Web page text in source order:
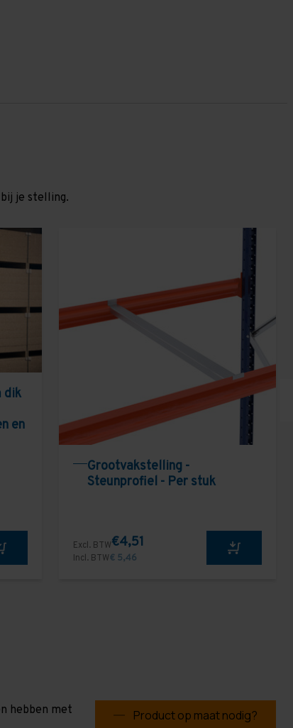
je stelling.
dik
en
Grootvakstelling -
Steunprofiel - Per stuk
Excl. BTW€4,51
Incl. BTW€ 5,46
hebben met
Product op maat nodig?